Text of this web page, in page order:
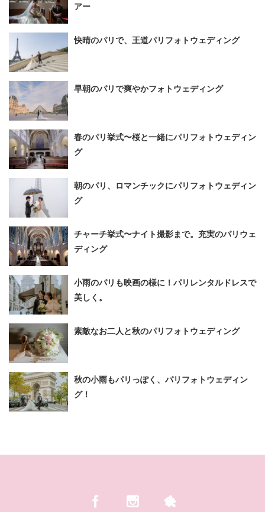
アー
快晴のパリで、王道パリフォトウェディング
早朝のパリで爽やかフォトウェディング
春のパリ挙式〜桜と一緒にパリフォトウェディン
グ
朝のパリ、ロマンチックにパリフォトウェディン
グ
チャーチ挙式〜ナイト撮影まで。充実のパリウェ
ディング
小雨のパリも映画の様に！パリレンタルドレスで
美しく。
素敵なお二人と秋のパリフォトウェディング
秋の小雨もパリっぽく、パリフォトウェディン
グ！